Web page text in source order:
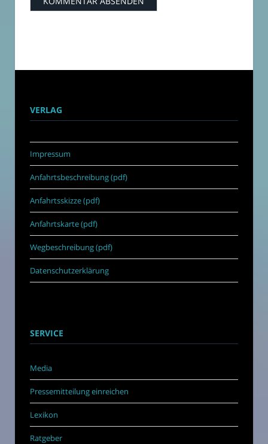
VERLAG
Impressum
Anfahrtsbeschreibung (pdf)
Anfahrtsskizze (pdf)
Anfahrtskarte (pdf)
Wegbeschreibung (pdf)
Datenschutzerklärung
SERVICE
Media
Pressemitteilung einreichen
Lexikon
Ratgeber